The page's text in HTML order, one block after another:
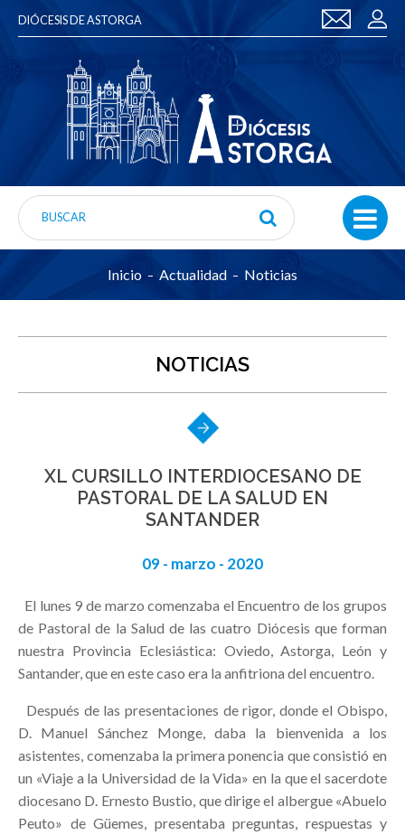
DIÓCESIS DE ASTORGA
Inicio Actualidad Noticias
NOTICIAS
XL CURSILLO INTERDIOCESANO DE
PASTORAL DE LA SALUD EN
SANTANDER
09 - marzo - 2020
El lunes 9 de marzo comenzaba el Encuentro de los grupos
de Pastoral de la Salud de las cuatro Diócesis que forman
nuestra Provincia Eclesiástica: Oviedo, Astorga, León y
Santander, que en este caso era la anfitriona del encuentro.
Después de las presentaciones de rigor, donde el Obispo,
D. Manuel Sánchez Monge, daba la bienvenida a los
asistentes, comenzaba la primera ponencia que consistió en
un «Viaje a la Universidad de la Vida» en la que el sacerdote
diocesano D. Ernesto Bustio, que dirige el albergue «Abuelo
Peuto» de Güemes, presentaba preguntas, respuestas y